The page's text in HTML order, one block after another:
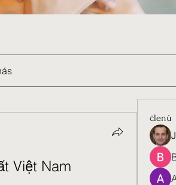
Việt Nam
členů